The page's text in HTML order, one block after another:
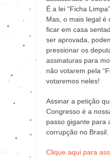
É a lei “Ficha
Mas, o mais legal é
ficar em casa
ser aprovada,
pressionar os
assinaturas para
não votarem pela
votaremos neles!
Assinar a petição
Congresso é a
passo gigante para
corrupção no Brasil.
Clique aqui para